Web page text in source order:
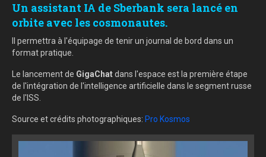
Un assistant IA de Sberbank sera lancé en
orbite avec les cosmonautes.
Il permettra à l'équipage de tenir un journal de bord dans un
format pratique.
Le lancement de GigaChatdans l'espace est la première étape
de l'intégration de l'intelligence artificielle dans le segment russe
de l'ISS.
Source et crédits photographiques: Pro Kosmos